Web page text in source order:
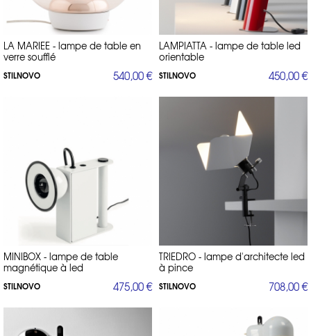
LA MARIEE - lampe de table en
verre soufflé
STILNOVO 540,00 €
LAMPIATTA - lampe de table led
orientable
STILNOVO 450,00 €
MINIBOX - lampe de table
magnétique à led
STILNOVO 475,00 €
TRIEDRO - lampe d'architecte led
à pince
STILNOVO 708,00 €